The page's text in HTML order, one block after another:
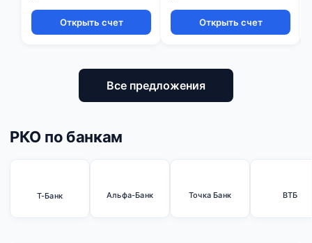
Открыть счет Открыть счет
Все предложения
РКО по банкам
Т-Банк Альфа-Банк Точка Банк ВТБ